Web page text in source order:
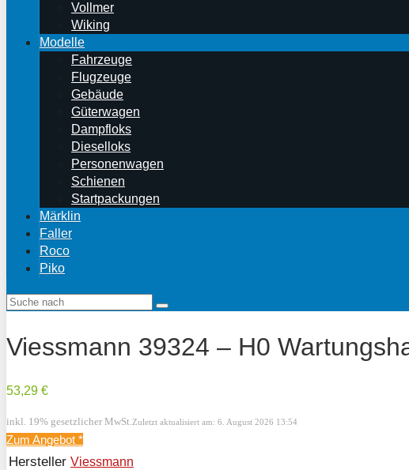
Vollmer
Wiking
Modelle
Fahrzeuge
Flugzeuge
Gebäude
Güterwagen
Dampfloks
Dieselloks
Personenwagen
Schienen
Startpackungen
Märklin
Faller
Roco
Piko
Viessmann 39324 – H0
53,29 €
inkl. 19% gesetzlicher MwSt. Zuletzt aktualisiert am: 6. August 2026 13:54
Zum Angebot *
Hersteller Viessmann